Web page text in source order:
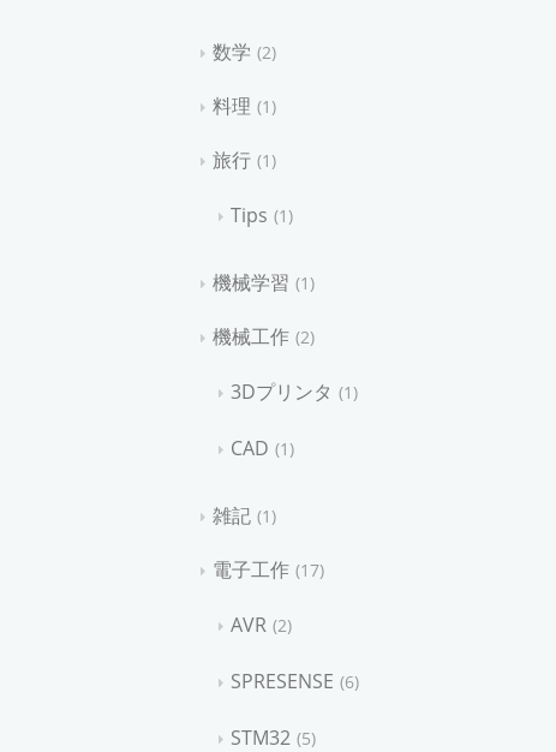
数学 2
料理 1
旅行 1
Tips 1
機械学習 1
機械工作 2
3Dプリンタ 1
CAD 1
雑記 1
電子工作 17
AVR 2
SPRESENSE 6
STM32 5